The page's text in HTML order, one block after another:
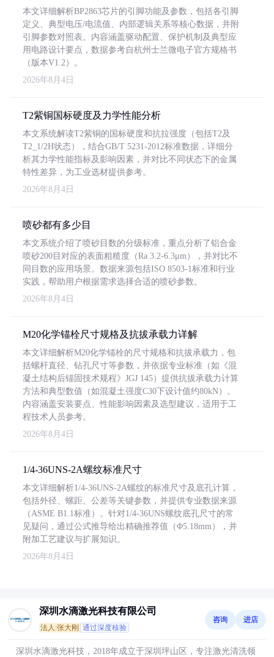
本文详细解析BP2863芯片的引脚功能及参数，包括各引脚
定义、典型电压/电流值、内部逻辑关系等核心数据，并附
引脚参数对照表。内容涵盖驱动配置、保护机制及典型应
用电路设计要点，数据参考自杭州士兰微电子官方规格书
（版本V1.2）。
2026年8月4日
T2紫铜国标硬度及力学性能分析
本文系统解读T2紫铜的国标硬度和抗拉强度（包括T2及
T2_1/2H状态），结合GB/T 5231-2012标准数据，详细分
析其力学性能指标及影响因素，并对比不同状态下的金属
特性差异，为工业选材提供参考。
2026年8月4日
喷砂都有多少目
本文系统介绍了喷砂目数的分级标准，重点分析了铝合金
喷砂200目对应的表面粗糙度（Ra 3.2-6.3μm），并对比不
同目数的应用场景。数据来源包括ISO 8503-1标准和行业
实践，帮助用户根据需求选择合适的喷砂参数。
2026年8月4日
M20化学锚栓尺寸规格及抗拔承载力详解
本文详细解析M20化学锚栓的尺寸规格和抗拔承载力，包
括螺杆直径、钻孔尺寸等参数，并依据专业标准（如《混
凝土结构后锚固技术规程》JGJ 145）提供抗拔承载力计算
方法和典型数值（如混凝土强度C30下设计值约80kN）。
内容涵盖安装要点、性能影响因素及选型建议，适用于工
程技术人员参考。
2026年8月4日
1/4-36UNS-2A螺纹标准尺寸
本文详细解析1/4-36UNS-2A螺纹的标准尺寸及底孔计算，
包括外径、螺距、公差等关键参数，并提供专业数据来源
（ASME B1.1标准）。针对1/4-36UNS螺纹底孔尺寸的常
见疑问，通过公式推导给出精确推荐值（Φ5.18mm），并
附加工艺建议与扩展知识。
2026年8月4日
深圳水滴激光科技有限公司
法人:张大刚 通过深度核验
咨询 进店
深圳水滴激光科技，2018年成立于深圳坪山区，专注激光清洗领